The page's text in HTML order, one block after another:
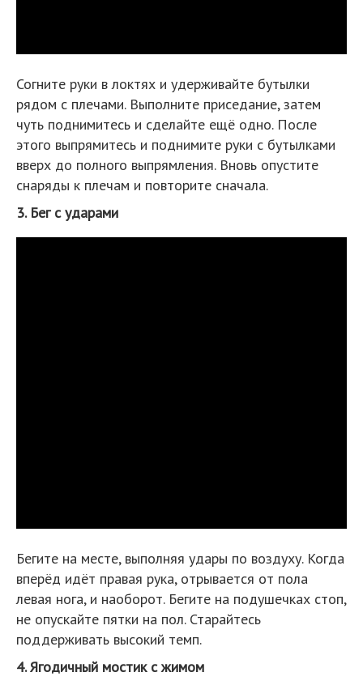
Согните руки в локтях и удерживайте бутылки
рядом с плечами. Выполните приседание, затем
чуть поднимитесь и сделайте ещё одно. После
этого выпрямитесь и поднимите руки с бутылками
вверх до полного выпрямления. Вновь опустите
снаряды к плечам и повторите сначала.
3. Бег с ударами
Бегите на месте, выполняя удары по воздуху. Когда
вперёд идёт правая рука, отрывается от пола
левая нога, и наоборот. Бегите на подушечках стоп,
не опускайте пятки на пол. Старайтесь
поддерживать высокий темп.
4. Ягодичный мостик с жимом